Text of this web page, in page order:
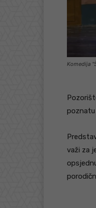
Komedija
poznatu
važi za